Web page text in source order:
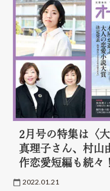
2月号の特集は〈
真理子さん、村山
作恋愛短編も続々！
2022.01.21